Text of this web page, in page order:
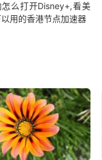
怎么打开Disney+,看美
用的香港节点加速器